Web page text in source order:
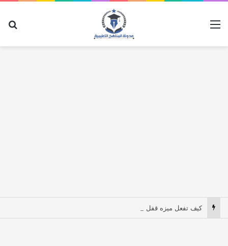
القائمة
كيف تفعل ميزه قفل الهاتف عند يحمله اي شخص بدون ارادتك ؟